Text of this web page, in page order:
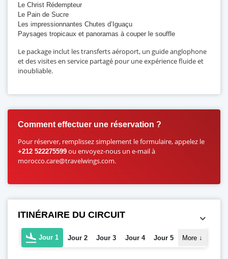
Le Christ Rédempteur
Le Pain de Sucre
Les impressionnantes Chutes d’Iguaçu
Paysages tropicaux et panoramas à couper le souffle
Le package inclut les transferts aéroport, un guide anglophone
et des visites en service partagé pour une expérience fluide et
inoubliable.
Comment effectuer une réservation ?
Pour réserver, remplissez simplement le formulaire, appelez le
+212 522275599 ou envoyez-nous un e-mail à
morocco.care@travelwings.com.
ITINÉRAIRE DU CIRCUIT
Jour 1 Jour 2 Jour 3 Jour 4 Jour 5 More ↓